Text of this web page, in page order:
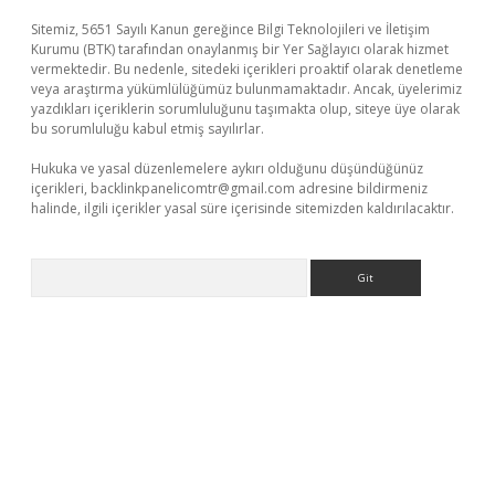
Sitemiz, 5651 Sayılı Kanun gereğince Bilgi Teknolojileri ve İletişim
Kurumu (BTK) tarafından onaylanmış bir Yer Sağlayıcı olarak hizmet
vermektedir. Bu nedenle, sitedeki içerikleri proaktif olarak denetleme
veya araştırma yükümlülüğümüz bulunmamaktadır. Ancak, üyelerimiz
yazdıkları içeriklerin sorumluluğunu taşımakta olup, siteye üye olarak
bu sorumluluğu kabul etmiş sayılırlar.
Hukuka ve yasal düzenlemelere aykırı olduğunu düşündüğünüz
içerikleri, backlinkpanelicomtr@gmail.com adresine bildirmeniz
halinde, ilgili içerikler yasal süre içerisinde sitemizden kaldırılacaktır.